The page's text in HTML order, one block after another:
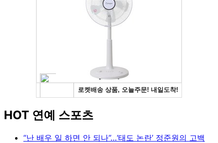
HOT 연예 스포츠
“난 배우 일 하면 안 되나”…‘태도 논란’ 정준원의 고백